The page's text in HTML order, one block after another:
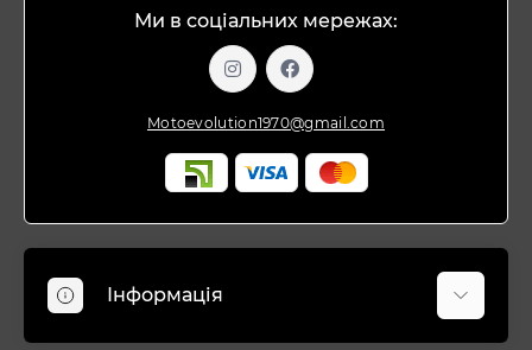
Ми в соціальних мережах:
Motoevolution1970@gmail.com
Інформація